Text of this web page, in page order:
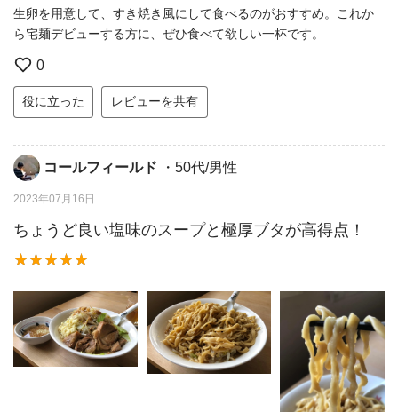
生卵を用意して、すき焼き風にして食べるのがおすすめ。これか
ら宅麺デビューする方に、ぜひ食べて欲しい一杯です。
0
役に立った レビューを共有
コールフィールド ・50代/男性
2023年07月16日
ちょうど良い塩味のスープと極厚ブタが高得点！